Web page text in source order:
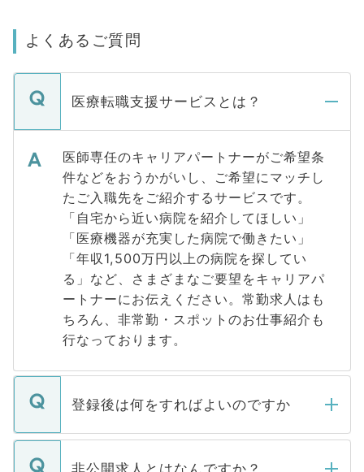
よくあるご質問
医療転職支援サービスとは？
医師専任のキャリアパートナーがご希望条
件などをおうかがいし、ご希望にマッチし
たご入職先をご紹介するサービスです。
「自宅から近い病院を紹介してほしい」
「医療機器が充実した病院で働きたい」
「年収1,500万円以上の病院を探してい
る」など、さまざまなご要望をキャリアパ
ートナーにお伝えください。常勤求人はも
ちろん、非常勤・スポットのお仕事紹介も
行なっております。
登録後は何をすればよいのですか
ご登録いただきましたら、弊社担当者がご
登録内容を確認し、その後メールもしくは